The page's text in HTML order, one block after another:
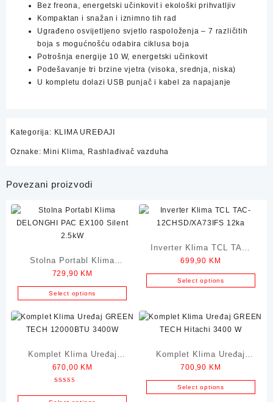
Bez freona, energetski učinkovit i ekološki prihvatljiv
Kompaktan i snažan i iznimno tih rad
Ugrađeno osvijetljeno svjetlo raspoloženja – 7 različitih
boja s mogućnošću odabira ciklusa boja
Potrošnja energije 10 W, energetski učinkovit
Podešavanje tri brzine vjetra (visoka, srednja, niska)
U kompletu dolazi USB punjač i kabel za napajanje
Kategorija: KLIMA UREĐAJI
Oznake: Mini Klima Rashlađivač vazduha
Povezani proizvodi
Stolna Portabl Klima
DELONGHI PAC EX100
Silent 2.5kW
729,90 KM
Select options
Inverter Klima TCL TAC-
12CHSD/XA73IFS 12ka
699,90 KM
Select options
Komplet Klima Uređaj
GREEN TECH 12000BTU
3400W
670,00 KM
5.00
Komplet Klima Uređaj
GREEN TECH Hitachi
3400 W
700,90 KM
Select options